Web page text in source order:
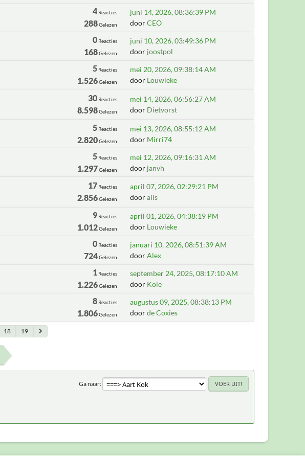
4 Reacties
288Gelezen
juni 14, 2026, 08:36:39 PM
doorCEO
0 Reacties
168Gelezen
juni 10, 2026, 03:49:36 PM
door joostpol
5 Reacties
1.526Gelezen
mei 20, 2026, 09:38:14 AM
door Louwieke
30 Reacties
8.598Gelezen
mei 14, 2026, 06:56:27 AM
door Dietvorst
5 Reacties
2.820Gelezen
mei 13, 2026, 08:55:12 AM
door Mirri74
5 Reacties
1.297Gelezen
mei 12, 2026, 09:16:31 AM
door janvh
17 Reacties
2.856Gelezen
april 07, 2026, 02:29:21 PM
dooralis
9 Reacties
1.012Gelezen
april 01, 2026, 04:38:19 PM
door Louwieke
0 Reacties
724Gelezen
januari 10, 2026, 08:51:39 AM
doorAlex
1 Reacties
1.226Gelezen
september 24, 2025, 08:17:10 AM
door Kole
8 Reacties
1.806Gelezen
augustus 09, 2025, 08:38:13 PM
doorde Coxies
18 19
Ga naar